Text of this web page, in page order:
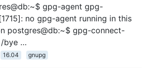
gpg-agent gpg-
no gpg-agent running in this
postgres@db:~$ gpg-connect-
bye …
16.04 gnupg